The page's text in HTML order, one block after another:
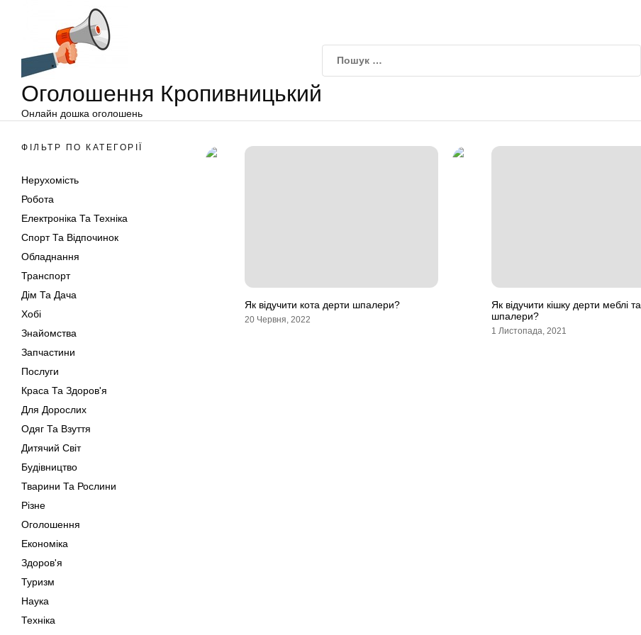
Оголошення Кропивницький
Онлайн дошка оголошень
ФІЛЬТР ПО КАТЕГОРІЇ
Нерухомість
Робота
Електроніка Та Техніка
Спорт Та Відпочинок
Обладнання
Транспорт
Дім Та Дача
Хобі
Знайомства
Запчастини
Послуги
Краса Та Здоров'я
Для Дорослих
Одяг Та Взуття
Дитячий Світ
Будівництво
Тварини Та Рослини
Різне
Оголошення
Економіка
Здоров'я
Туризм
Наука
Техніка
Як відучити кота дерти шпалери?
20 Червня, 2022
Як відучити кішку дерти меблі та
шпалери?
1 Листопада, 2021